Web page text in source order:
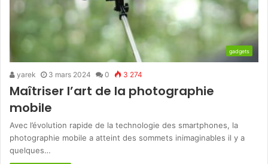
gadgets
yarek 3 mars 2024 0 3 274
Maîtriser l’art de la photographie
mobile
Avec l’évolution rapide de la technologie des smartphones, la
photographie mobile a atteint des sommets inimaginables il y a
quelques…